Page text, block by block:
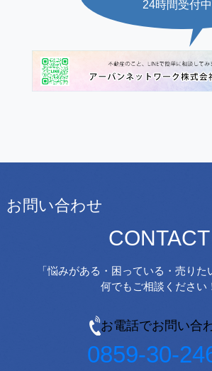
24時間受付中
お問い合わせ
CONTACT
「悩みがある・困っている・売りた
何でもご相談ください
お電話でお問い合
0859-30-